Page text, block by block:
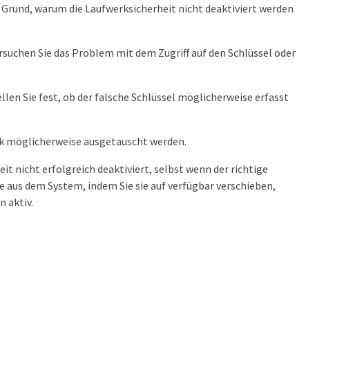
warum die Laufwerksicherheit nicht deaktiviert werden
Sie das Problem mit dem Zugriff auf den Schlüssel oder
Sie fest, ob der falsche Schlüssel möglicherweise erfasst
möglicherweise ausgetauscht werden.
nicht erfolgreich deaktiviert, selbst wenn der richtige
dem System, indem Sie sie auf verfügbar verschieben,
aktiv.